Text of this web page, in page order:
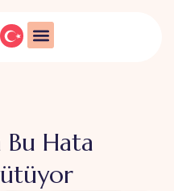
Bu Hata